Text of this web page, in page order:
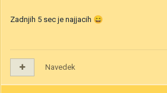
Zadnjih 5 sec je najjacih 😄
Navedek